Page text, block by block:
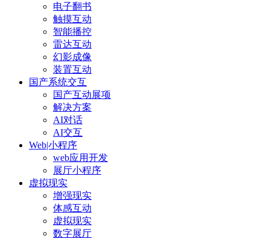
电子翻书
触摸互动
智能播控
雷达互动
幻影成像
装置互动
国产系统交互
国产互动展项
解决方案
AI对话
AI交互
Web|小程序
web应用开发
展厅小程序
虚拟现实
增强现实
体感互动
虚拟现实
数字展厅